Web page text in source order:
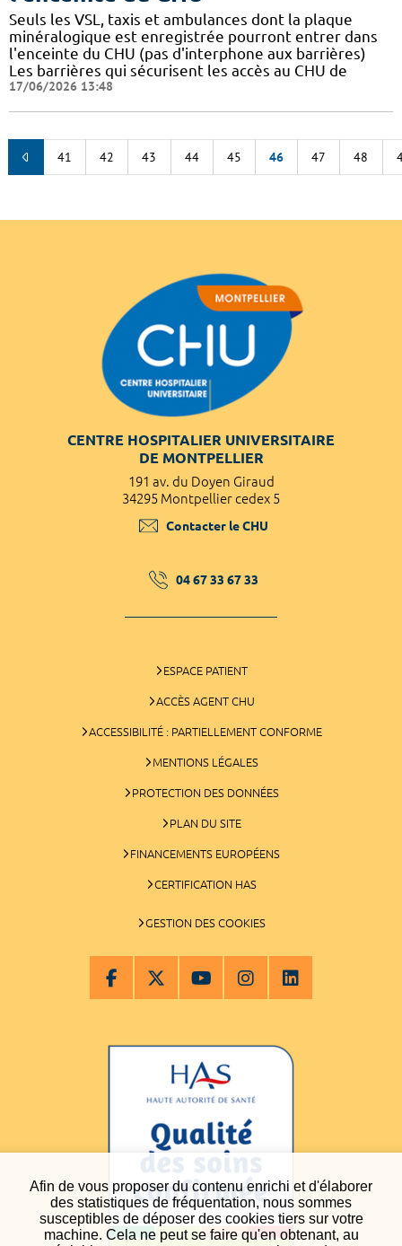
Afin de vous proposer du contenu enrichi et d'élaborer
des statistiques de fréquentation, nous sommes
susceptibles de déposer des cookies tiers sur votre
machine. Cela ne peut se faire qu'en obtenant, au
Seuls les VSL, taxis et ambulances dont la plaque
minéralogique est enregistrée pourront entrer dans
l'enceinte du CHU (pas d'interphone aux barrières)
Les barrières qui sécurisent les accès au CHU de
17/06/2026 13:48
41 42 43 44 45 46 47 48
CENTRE HOSPITALIER UNIVERSITAIRE
DE MONTPELLIER
191 av. du Doyen Giraud
34295 Montpellier cedex 5
Contacter le CHU
04 67 33 67 33
ESPACE PATIENT
ACCÈS AGENT CHU
ACCESSIBILITÉ : PARTIELLEMENT CONFORME
MENTIONS LÉGALES
PROTECTION DES DONNÉES
PLAN DU SITE
FINANCEMENTS EUROPÉENS
CERTIFICATION HAS
GESTION DES COOKIES